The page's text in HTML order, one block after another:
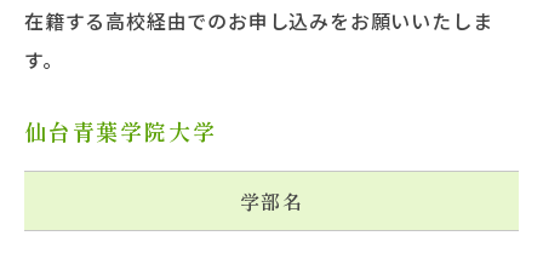
在籍する高校経由でのお申し込みをお願いいたしま
す。
仙台青葉学院大学
学部名